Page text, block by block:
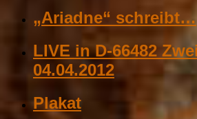
„Ariadne“ schreibt…
LIVE in D-66482
04.04.2012
Plakat